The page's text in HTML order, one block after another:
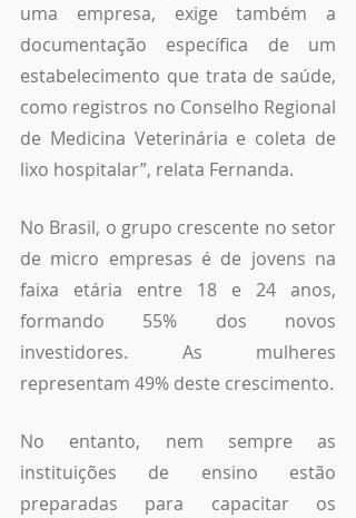
uma empresa, exige também a
documentação específica de um
estabelecimento que trata de saúde,
como registros no Conselho Regional
de Medicina Veterinária e coleta de
lixo hospitalar”, relata Fernanda.
No Brasil, o grupo crescente no setor
de micro empresas é de jovens na
faixa etária entre 18 e 24 anos,
formando 55% dos novos
investidores. As mulheres
representam 49% deste crescimento.
No entanto, nem sempre as
instituições de ensino estão
preparadas para capacitar os